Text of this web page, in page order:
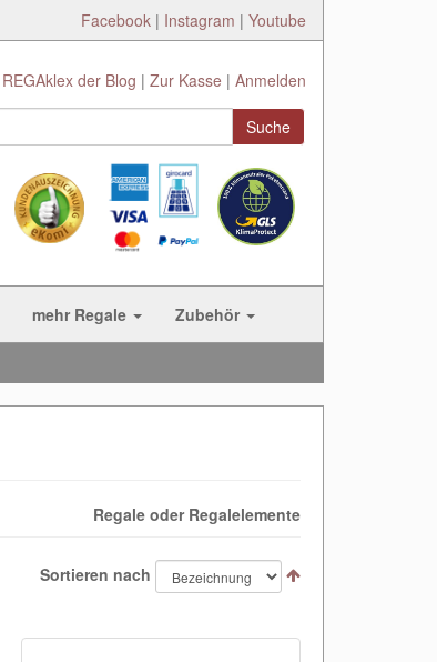
Facebook | Instagram | Youtube
REGAklex der Blog Zur Kasse Anmelden
Suche
mehr Regale Zubehör
Regale oder Regalelemente
Sortieren nach